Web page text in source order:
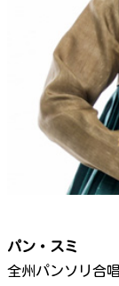
パン・スミ
全州パンソリ合